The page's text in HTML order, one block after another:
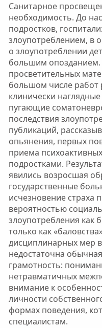
Санитарное
необходимость. До
подростков,
злоупотреблением, в
о злоупотреблении
большим опозданием.
просветительных
большом числе работ
клинически
пугающие
последствия
публикаций,
опьянения, первых
приема
подростками.
явились возросшая
государственные
исчезновение страха
вероятностью
злоупотребления как
только как
дисциплинарных мер
недостаточна
грамотность:
нетравматичных
внимание к
личности
формах поведения,
специалистам.